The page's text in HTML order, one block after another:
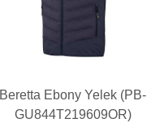
Beretta Ebony Yelek (PB-
GU844T219609OR)